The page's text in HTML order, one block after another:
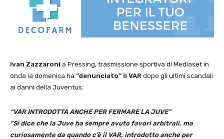
Ivan Zazzaroni a Pressing, trasmissione sportiva di Mediaset in
onda la domenica ha “denunciato” il VAR dopo gli ultimi scandali
ai danni della Juventus:
“VAR INTRODOTTA ANCHE PER FERMARE LA JUVE”
“Si dice che la Juve ha sempre avuto favori arbitrali, ma
curiosamente da quando c’è il VAR, introdotto anche per